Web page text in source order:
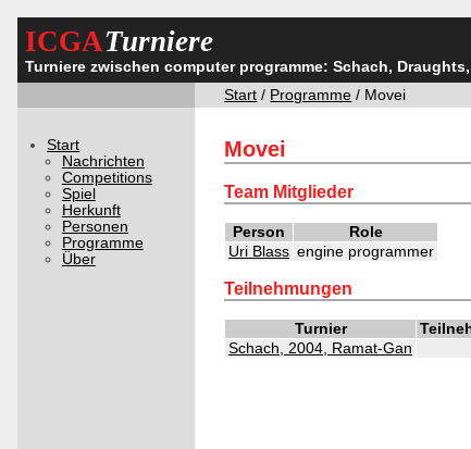
ICGATurniere
Turniere zwischen computer programme: Schach,
Start / Programme / Movei
Start
Nachrichten
Competitions
Spiel
Herkunft
Personen
Programme
Über
Movei
Team Mitglieder
Person
Role
Uri Blass engine programmer
Teilnehmungen
Turnier
Schach, 2004, Ramat-Gan